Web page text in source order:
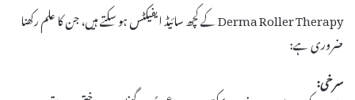
Derma Roller Therapy کے کچھ سائیڈ ایفیکٹس ہو سکتے ہیں، جن کا علم رکھنا
ضروری ہے:
سرخی: